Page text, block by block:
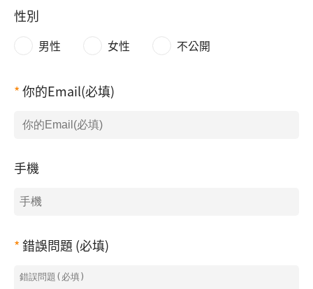
性別
男性 女性 不公開
你的Email(必填)
手機
錯誤問題 (必填)